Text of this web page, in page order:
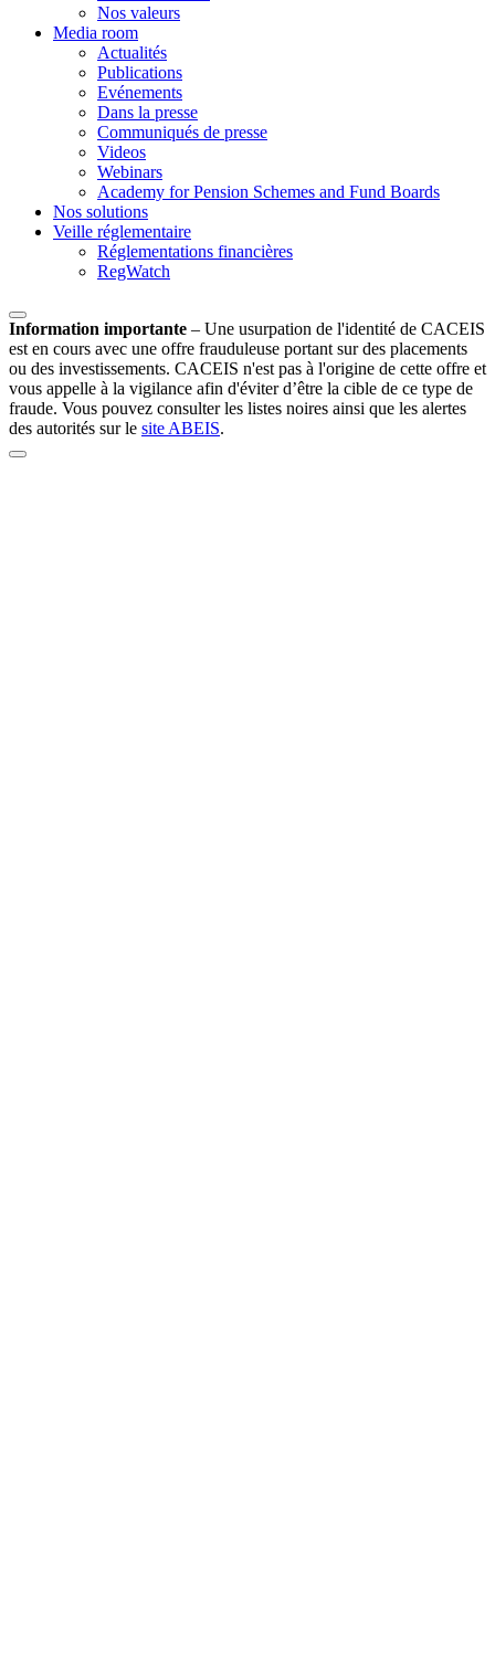
Nos valeurs
Media room
Actualités
Publications
Evénements
Dans la presse
Communiqués de presse
Videos
Webinars
Academy for Pension Schemes and Fund Boards
Nos solutions
Veille réglementaire
Réglementations financières
RegWatch
Information importante – Une usurpation de l'identité de CACEIS
est en cours avec une offre frauduleuse portant sur des placements
ou des investissements. CACEIS n'est pas à l'origine de cette offre et
vous appelle à la vigilance afin d'éviter d’être la cible de ce type de
fraude. Vous pouvez consulter les listes noires ainsi que les alertes
des autorités sur le site ABEIS.